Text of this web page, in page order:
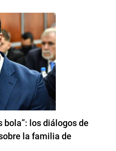
bola”: los diálogos de
la familia de